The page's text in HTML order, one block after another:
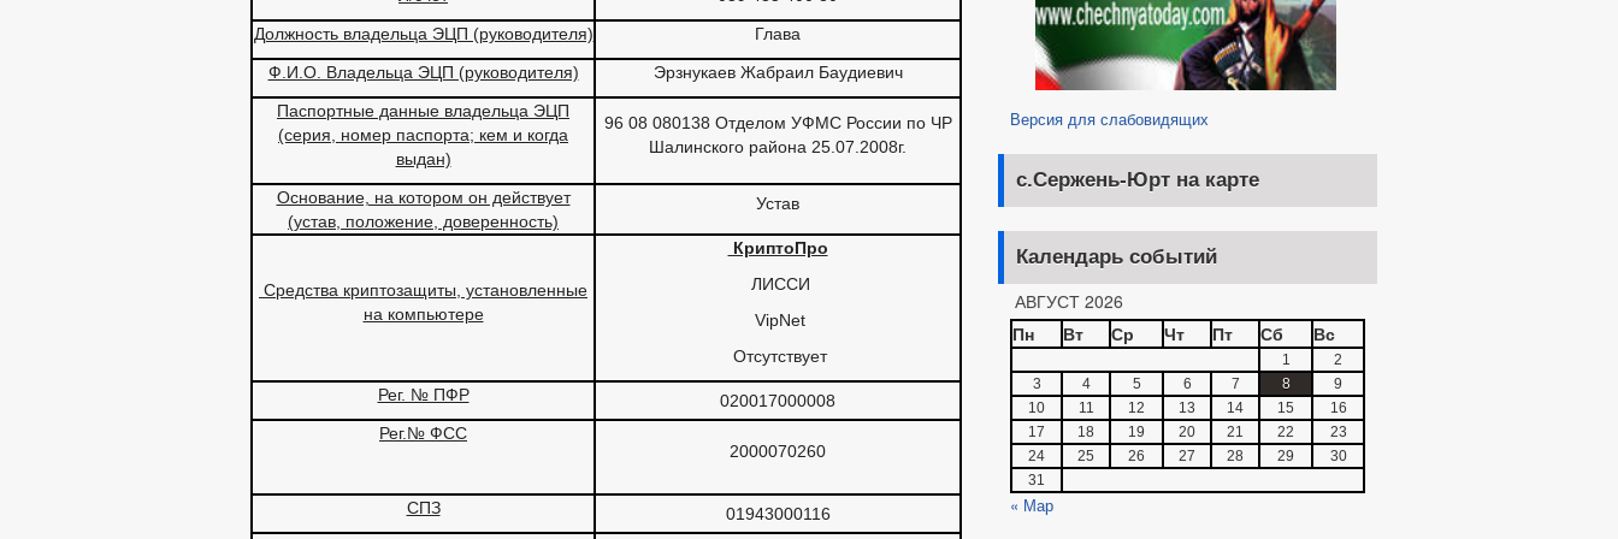
МУНИЦИПАЛЬНЫЕ УСЛУГИ
ПРИЕМ ГРАЖДАН
ОБРАЩЕНИЕ К ГЛАВЕ ПОРЯДОК РАССМОТРЕНИЯ ОБРАЩЕНИЙ
ГРАФИК ПРИЕМА ГРАЖДАН
ФОРМА ОБРАЩЕНИЙ И ЗАЯВЛЕНИЙ
ОБЗОРЫ ОБРАЩЕНИЙ ГРАЖДАН
РЕГЛАМЕНТ РАССМОТРЕНИЯ ОБРАЩЕНИЙ
Должность владельца ЭЦП (руководителя)
Глава
Ф.И.О. Владельца ЭЦП (руководителя)
Эрзнукаев Жабраил Баудиевич
Паспортные данные владельца ЭЦП
(серия, номер паспорта; кем и когда
выдан)
96 08 080138 Отделом УФМС России по ЧР
Шалинского района 25.07.2008г.
Основание, на котором он действует
(устав, положение, доверенность)
Устав
Средства криптозащиты, установленные
на компьютере
⁭ КриптоПро
⁭ ЛИССИ
⁭ VipNet
⁭ Отсутствует
Рег. № ПФР
020017000008
Рег.№ ФСС
2000070260
СПЗ
01943000116
Версия для слабовидящих
с.Сержень-Юрт на карте
Календарь событий
АВГУСТ 2026
Пн
Вт Ср Чт Пт Сб Вс
1
2
3
4 5 6 7 8
9
10
11 12 13 14 15
16
17
18 19 20 21 22
23
24
25 26 27 28 29
30
31
« Мар